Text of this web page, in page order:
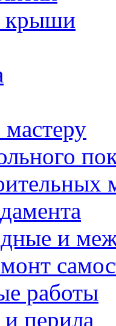
крыши
и
работы
перила